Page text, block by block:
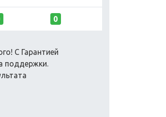
0
С Гарантией
поддержки.